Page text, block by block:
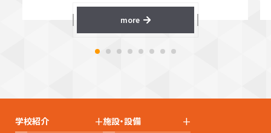
more
学校紹介 +施設・設備 +